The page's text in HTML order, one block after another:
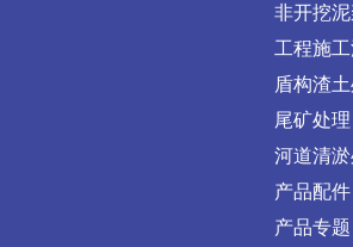
非开挖
工程施
盾构渣
尾矿处理
河道清
产品配件
产品专题